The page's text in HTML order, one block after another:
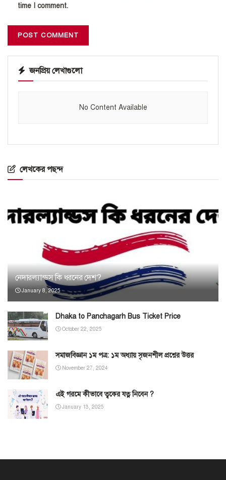
time I comment.
জনপ্রিয় লেখাগুলো
No Content Available
লেখকের পছন্দ
নেদারল্যান্ডস কি ধরনের দেশ?
January 8, 2025
Dhaka to Panchagarh Bus Ticket Price
October 22, 2025
সমাজবিজ্ঞান ১ম পত্র: ১ম অধ্যায় সৃজনশীল প্রশ্নের উত্তর
November 27, 2024
এই গরমে কীভাবে ত্বকের যত্ন নিবেন ?
January 13, 2025